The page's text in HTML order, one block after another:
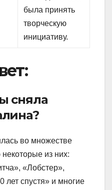
была принять
творческую
инициативу.
сняла
во множестве
из них:
«Лобстер»,
лет спустя» и многие